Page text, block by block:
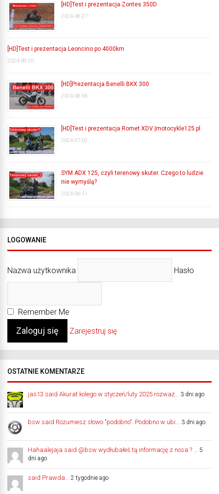
[HD]Test i prezentacja Zontes 350D
2024-08-27
[HD]Test i prezentacja Leoncino po 4000km
2024-08-20
[HD]Prezentacja Benelli BKX 300
2024-08-06
[HD]Test i prezentacja Romet XDV |motocykle125.pl
2024-07-02
SYM ADX 125, czyli terenowy skuter. Czego to ludzie
nie wymyślą?
2024-06-11
LOGOWANIE
Nazwa użytkownika Hasło
Remember Me
Zarejestruj się
OSTATNIE KOMENTARZE
jas13 said Akurat kolego w styczeń/luty 2025 rozważ... 3 dni ago
bsw said Rozumiesz słowo "podobno". Podobno w ubi... 3 dni ago
Hahaalejaja said @bsw wydłubałeś tą informację z nosa ? ...
5
dni ago
said Prawda... 2 tygodnie ago